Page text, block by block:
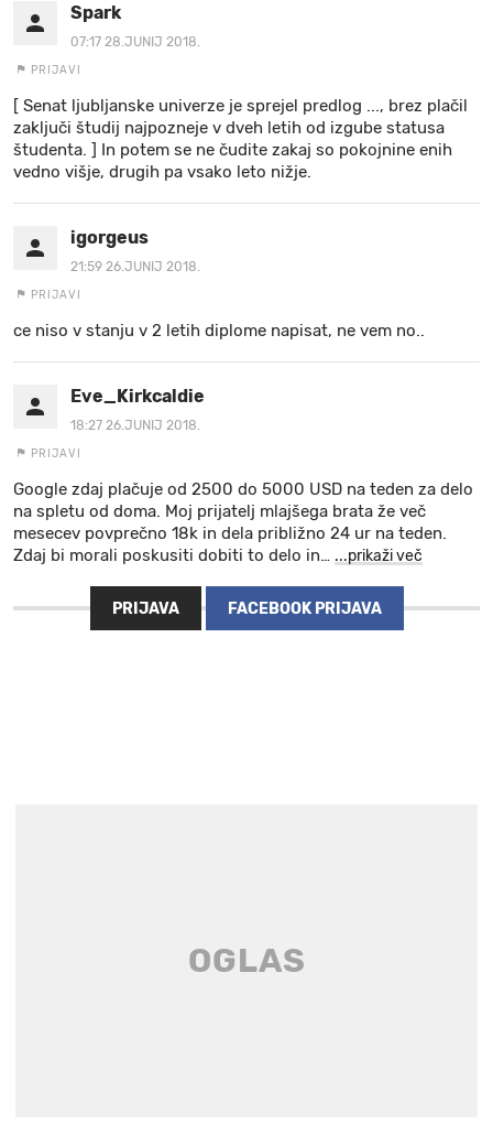
Spark
07:17 28.JUNIJ 2018.
PRIJAVI
[ Senat ljubljanske univerze je sprejel predlog ..., brez plačil
zaključi študij najpozneje v dveh letih od izgube statusa
študenta. ] In potem se ne čudite zakaj so pokojnine enih
vedno višje, drugih pa vsako leto nižje.
igorgeus
21:59 26.JUNIJ 2018.
PRIJAVI
ce niso v stanju v 2 letih diplome napisat, ne vem no..
Eve_Kirkcaldie
18:27 26.JUNIJ 2018.
PRIJAVI
Google zdaj plačuje od 2500 do 5000 USD na teden za delo
na spletu od doma. Moj prijatelj mlajšega brata že več
mesecev povprečno 18k in dela približno 24 ur na teden.
Zdaj bi morali poskusiti dobiti to delo in… ...prikaži več
PRIJAVA FACEBOOK PRIJAVA